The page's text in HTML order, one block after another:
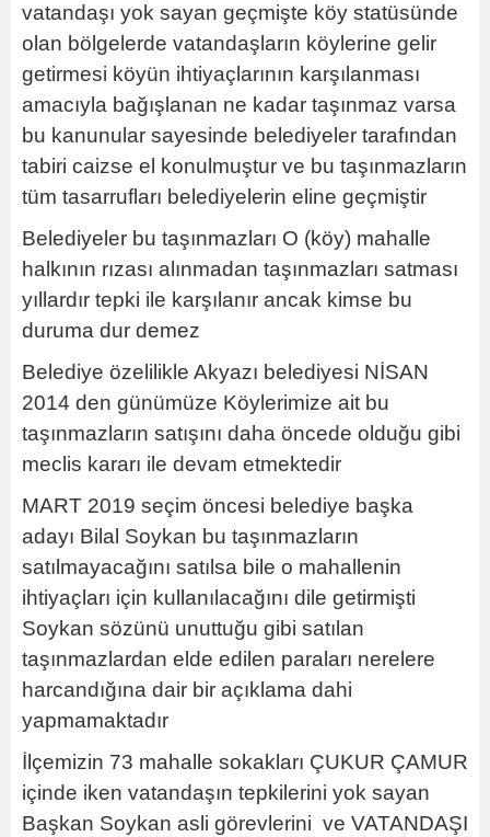
vatandaşı yok sayan geçmişte köy statüsünde
olan bölgelerde vatandaşların köylerine gelir
getirmesi köyün ihtiyaçlarının karşılanması
amacıyla bağışlanan ne kadar taşınmaz varsa
bu kanunular sayesinde belediyeler tarafından
tabiri caizse el konulmuştur ve bu taşınmazların
tüm tasarrufları belediyelerin eline geçmiştir
Belediyeler bu taşınmazları O (köy) mahalle
halkının rızası alınmadan taşınmazları satması
yıllardır tepki ile karşılanır ancak kimse bu
duruma dur demez
Belediye özelilikle Akyazı belediyesi NİSAN
2014 den günümüze Köylerimize ait bu
taşınmazların satışını daha öncede olduğu gibi
meclis kararı ile devam etmektedir
MART 2019 seçim öncesi belediye başka
adayı Bilal Soykan bu taşınmazların
satılmayacağını satılsa bile o mahallenin
ihtiyaçları için kullanılacağını dile getirmişti
Soykan sözünü unuttuğu gibi satılan
taşınmazlardan elde edilen paraları nerelere
harcandığına dair bir açıklama dahi
yapmamaktadır
İlçemizin 73 mahalle sokakları ÇUKUR ÇAMUR
içinde iken vatandaşın tepkilerini yok sayan
Başkan Soykan asli görevlerini ve VATANDAŞI